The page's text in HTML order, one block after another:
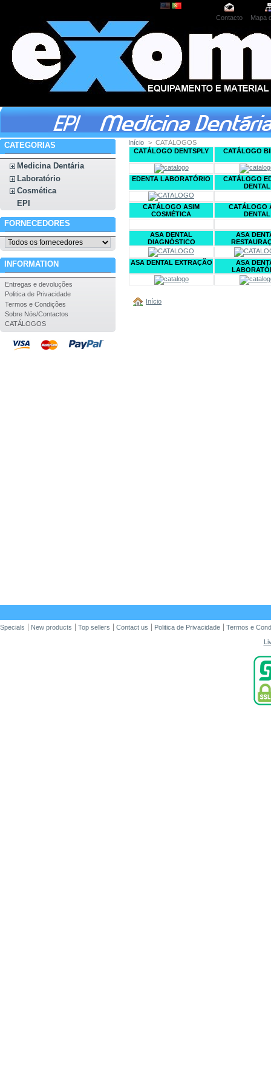
Contacto Mapa
CATEGORIAS
Medicina Dentária
Laboratório
Cosmética
EPI
FORNECEDORES
INFORMATION
Entregas e devoluções
Politica de Privacidade
Termos e Condições
Sobre Nós/Contactos
CATÁLOGOS
Início > CATÁLOGOS
CATÁLOGO DENTSPLY
CATÁLOGO
EDENTA LABORATÓRIO
CATÁLOGO
DENTAL
CATÁLOGO ASIM
COSMÉTICA
CATÁLOGO
DENTAL
ASA DENTAL
DIAGNÓSTICO
ASA
ASA DENTAL EXTRAÇÃO
ASA
Início
Specials New products Top sellers Contact us Politica de Privacidade
Termos e